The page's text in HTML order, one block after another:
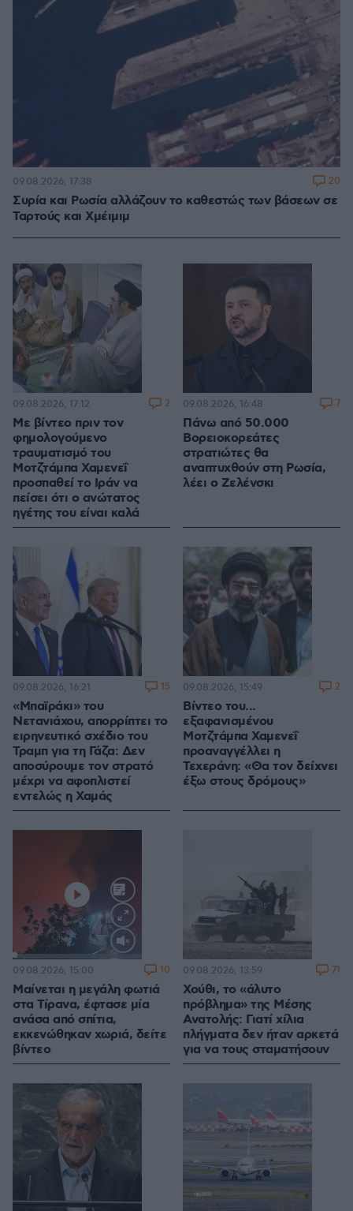
Συρία και Ρωσία αλλάζουν το καθεστώς των βάσεων σε
Ταρτούς και Χμέιμιμ
09.08.2026, 17:38 20
Με βίντεο πριν τον
φημολογούμενο
τραυματισμό του
Μοτζτάμπα Χαμενεΐ
προσπαθεί το Ιράν να
πείσει ότι ο ανώτατος
ηγέτης του είναι καλά
09.08.2026, 17:12 2
Πάνω από 50.000
Βορειοκορεάτες
στρατιώτες θα
αναπτυχθούν στη Ρωσία,
λέει ο Ζελένσκι
09.08.2026, 16:48 7
«Μπαϊράκι» του
Νετανιάχου, απορρίπτει το
ειρηνευτικό σχέδιο του
Τραμπ για τη Γάζα: Δεν
αποσύρουμε τον στρατό
μέχρι να αφοπλιστεί
εντελώς η Χαμάς
09.08.2026, 16:21 15
Βίντεο του...
εξαφανισμένου
Μοτζτάμπα Χαμενεΐ
προαναγγέλλει η
Τεχεράνη: «Θα τον δείχνει
έξω στους δρόμους»
09.08.2026, 15:49 2
100.00%
Μαίνεται η μεγάλη φωτιά
στα Τίρανα, έφτασε μία
ανάσα από σπίτια,
εκκενώθηκαν χωριά, δείτε
βίντεο
09.08.2026, 15:00 10
Χούθι, το «άλυτο
πρόβλημα» της Μέσης
Ανατολής: Γιατί χίλια
πλήγματα δεν ήταν αρκετά
για να τους σταματήσουν
09.08.2026, 13:59 71